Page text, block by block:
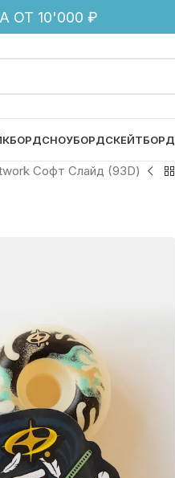
ОТ 10'000 ₽
СНОУБОРДСКЕЙТБОРД
Софт Слайд (93D)